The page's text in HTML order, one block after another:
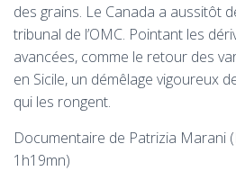
des grains. Le Canada a aussitôt
tribunal de l’OMC. Pointant les
avancées, comme le retour des
en Sicile, un démêlage vigoureux
qui les rongent.
Documentaire de Patrizia Marani
1h19mn)